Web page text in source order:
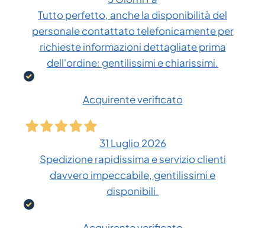
Tutto perfetto, anche la disponibilità del
personale contattato telefonicamente per
richieste informazioni dettagliate prima
dell'ordine: gentilissimi e chiarissimi.
Acquirente verificato
31 Luglio 2026
Spedizione rapidissima e servizio clienti
davvero impeccabile, gentilissimi e
disponibili.